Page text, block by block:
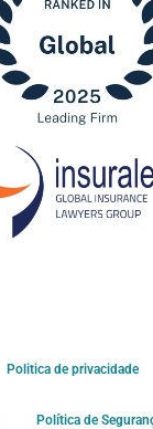
Politica de privacidade
Política de